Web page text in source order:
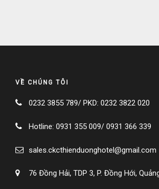
CHÍNH SÁCH KHÁCH SẠN
VỀ CHÚNG TÔI
0232 3855 789/ PKD: 0232 3822 020
Hotline: 0931 355 009/ 0931 366 339
sales.ckcthienduonghotel@gmail.com
76 Đồng Hải, TDP 3, P. Đồng Hới,